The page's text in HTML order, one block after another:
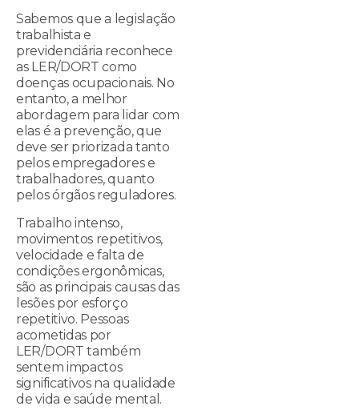
Sabemos que a legislação
trabalhista e
previdenciária reconhece
as LER/DORT como
doenças ocupacionais. No
entanto, a melhor
abordagem para lidar com
elas é a prevenção, que
deve ser priorizada tanto
pelos empregadores e
trabalhadores, quanto
pelos órgãos reguladores.
Trabalho intenso,
movimentos repetitivos,
velocidade e falta de
condições ergonômicas,
são as principais causas das
lesões por esforço
repetitivo. Pessoas
acometidas por
LER/DORT também
sentem impactos
significativos na qualidade
de vida e saúde mental.